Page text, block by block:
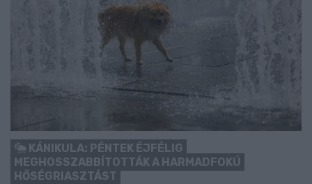
KÁNIKULA: PÉNTEK ÉJFÉLIG
MEGHOSSZABBÍTOTTÁK A HARMADFOKÚ
HŐSÉGRIASZTÁST